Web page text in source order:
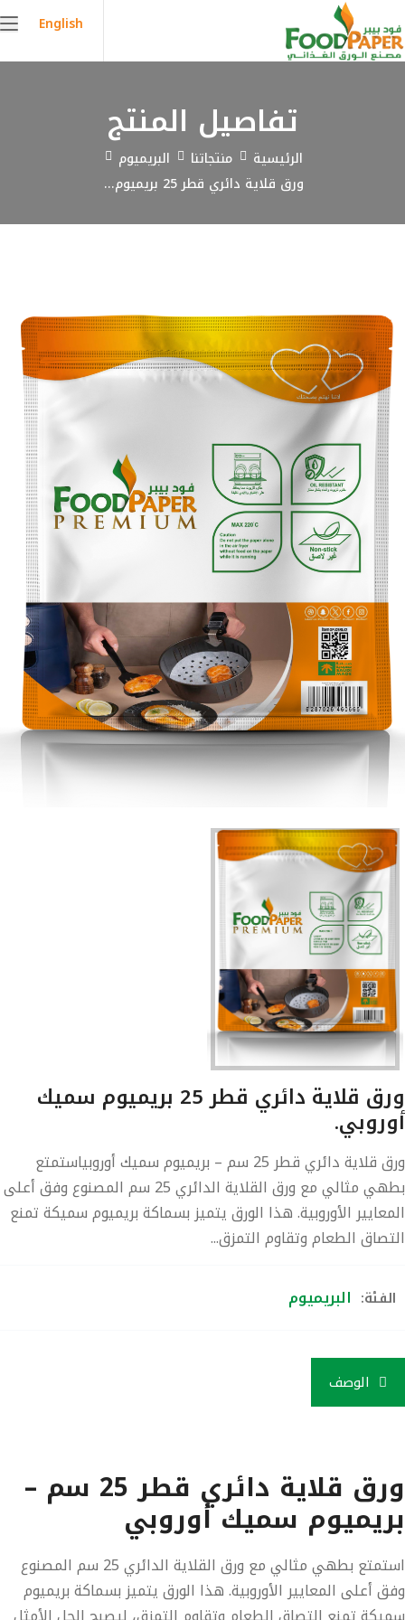
English
تفاصيل المنتج
الرئيسية منتجاتنا
البريميوم
ورق قلاية دائري قطر 25 بريميوم...
ورق قلاية دائري قطر 25 بريميوم سميك
أوروبي.
ورق قلاية دائري قطر 25 سم – بريميوم سميك أوروبياستمتع
بطهي مثالي مع ورق القلاية الدائري 25 سم المصنوع وفق أعلى
المعايير الأوروبية. هذا الورق يتميز بسماكة بريميوم سميكة تمنع
التصاق الطعام وتقاوم التمزق...
الفئة: البريميوم
الوصف
ورق قلاية دائري قطر 25 سم –
بريميوم سميك أوروبي
استمتع بطهي مثالي مع ورق القلاية الدائري 25 سم
المصنوع
وفقأعلى المعايير الأوروبية. هذا الورق يتميز بسماكةبريميوم